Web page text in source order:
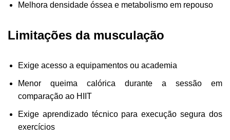
Melhora densidade óssea e metabolismo em repouso
Limitações da musculação
Exige acesso a equipamentos ou academia
Menor queima calórica durante a sessão em
comparação ao HIIT
Exige aprendizado técnico para execução segura dos
exercícios